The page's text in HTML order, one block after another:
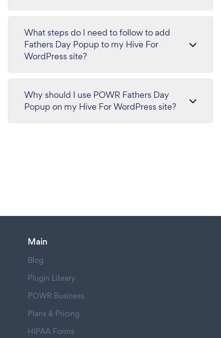
What steps do I need to follow to add
Fathers Day Popup to my Hive For
WordPress site?
Why should I use POWR Fathers Day
Popup on my Hive For WordPress site?
Main
Blog
Plugin Library
POWR Business
Plans & Pricing
HIPAA Forms